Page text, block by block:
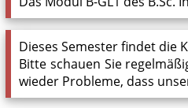
Dieses Semester findet die
Bitte schauen Sie
wieder Probleme, dass